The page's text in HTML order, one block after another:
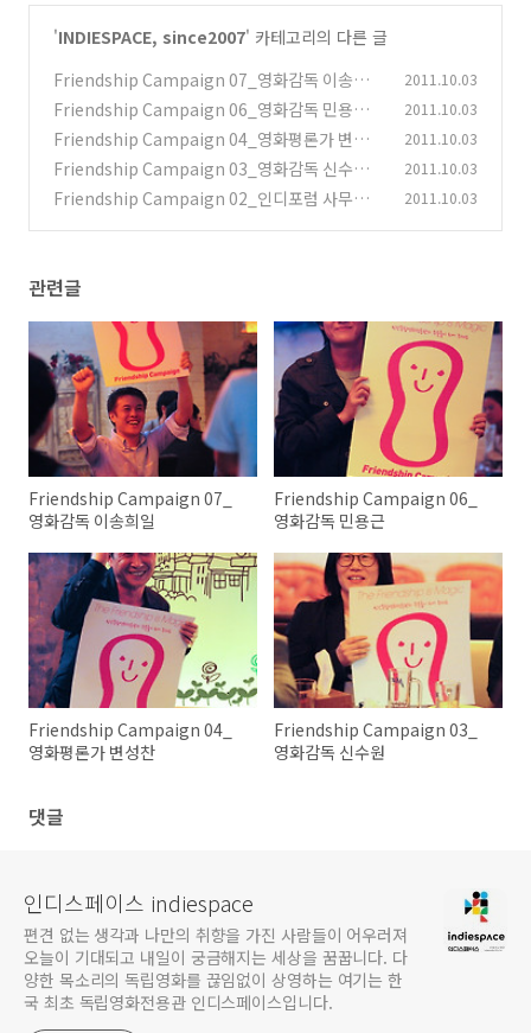
'INDIESPACE, since2007' 카테고리의 다른 글
Friendship Campaign 07_영화감독 이송희
일 (0)
2011.10.03
Friendship Campaign 06_영화감독 민용근
(0)
2011.10.03
Friendship Campaign 04_영화평론가 변성
찬 (0)
2011.10.03
Friendship Campaign 03_영화감독 신수원
(0)
2011.10.03
Friendship Campaign 02_인디포럼 사무국
2011.10.03
관련글
Friendship Campaign 07_
영화감독 이송희일
Friendship Campaign 06_
영화감독 민용근
Friendship Campaign 04_
영화평론가 변성찬
Friendship Campaign 03_
영화감독 신수원
댓글
인디스페이스 indiespace
편견 없는 생각과 나만의 취향을 가진 사람들이 어우러져
오늘이 기대되고 내일이 궁금해지는 세상을 꿈꿉니다. 다
양한 목소리의 독립영화를 끊임없이 상영하는 여기는 한
국 최초 독립영화전용관 인디스페이스입니다.